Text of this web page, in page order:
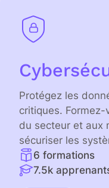
Protégez les
critiques.
du secteur et aux
sécuriser les
6 formations
7.5k